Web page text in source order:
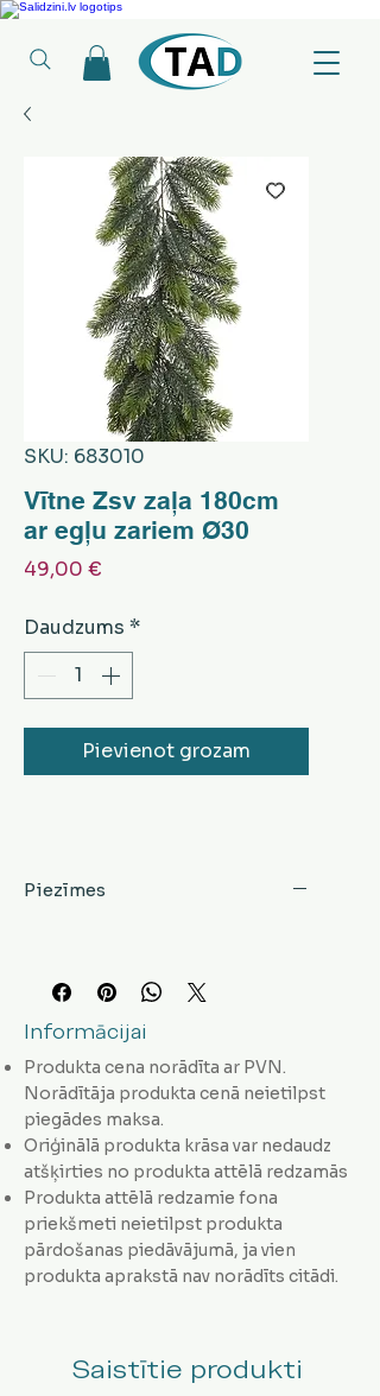
Ledusskapji, Sadzīves tehnika, Smaržas,
SKU: 683010
Vītne Zsv zaļa 180cm
ar egļu zariem Ø30
49,00 €
Daudzums *
Pievienot grozam
Piezīmes
Informācijai
Produkta cena norādīta ar PVN.
Norādītāja produkta cenā neietilpst
piegādes maksa.
Oriģinālā produkta krāsa var nedaudz
atšķirties no produkta attēlā redzamās
Produkta attēlā redzamie fona
priekšmeti neietilpst produkta
pārdošanas piedāvājumā, ja vien
produkta aprakstā nav norādīts citādi.
Saistītie produkti